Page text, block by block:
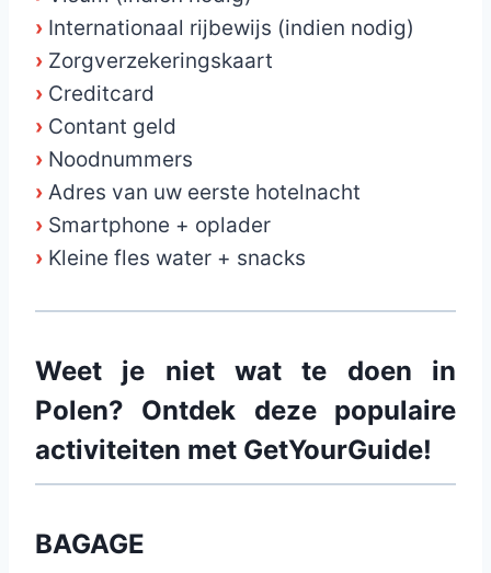
› Internationaal rijbewijs (indien nodig)
› Zorgverzekeringskaart
› Creditcard
› Contant geld
› Noodnummers
› Adres van uw eerste hotelnacht
› Smartphone + oplader
› Kleine fles water + snacks
Weet je niet wat te doen in
Polen? Ontdek deze populaire
activiteiten met GetYourGuide!
BAGAGE